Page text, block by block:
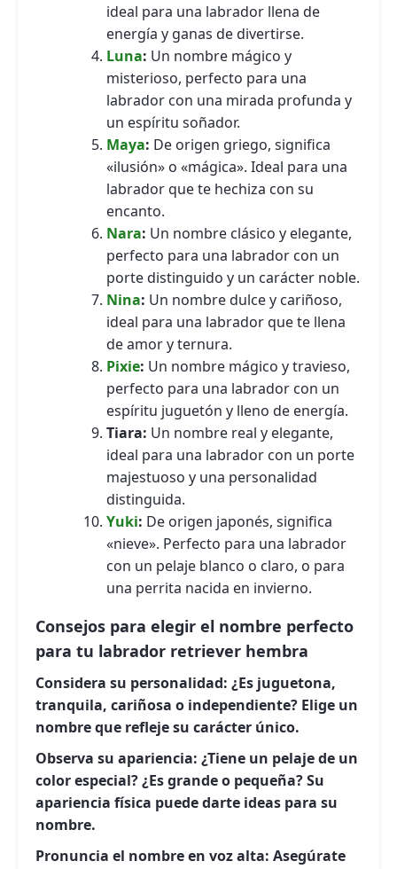
ideal para una labrador llena de
energía y ganas de divertirse.
Luna: Un nombre mágico y
misterioso, perfecto para una
labrador con una mirada profunda y
un espíritu soñador.
Maya: De origen griego, significa
«ilusión» o «mágica». Ideal para una
labrador que te hechiza con su
encanto.
Nara: Un nombre clásico y elegante,
perfecto para una labrador con un
porte distinguido y un carácter noble.
Nina: Un nombre dulce y cariñoso,
ideal para una labrador que te llena
de amor y ternura.
Pixie: Un nombre mágico y travieso,
perfecto para una labrador con un
espíritu juguetón y lleno de energía.
Tiara: Un nombre real y elegante,
ideal para una labrador con un porte
majestuoso y una personalidad
distinguida.
Yuki: De origen japonés, significa
«nieve». Perfecto para una labrador
con un pelaje blanco o claro, o para
una perrita nacida en invierno.
Consejos para elegir el nombre perfecto
para tu labrador retriever hembra
Considera su personalidad: ¿Es juguetona,
tranquila, cariñosa o independiente? Elige un
nombre que refleje su carácter único.
Observa su apariencia: ¿Tiene un pelaje de un
color especial? ¿Es grande o pequeña? Su
apariencia física puede darte ideas para su
nombre.
Pronuncia el nombre en voz alta: Asegúrate